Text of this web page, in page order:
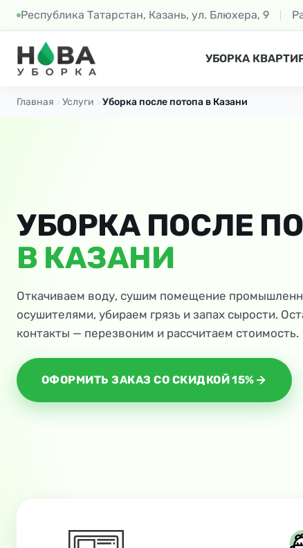
Республика Татарстан, Казань, ул. Блюхера, 9
УБОРКА
Главная Услуги Уборка после потопа в Казани
УБОРКА ПОСЛЕ
В КАЗАНИ
Откачиваем воду, сушим помещение
осушителями, убираем грязь и запах сырости.
контакты — перезвоним и рассчитаем стоимость.
ОФОРМИТЬ ЗАКАЗ СО СКИДКОЙ 15%